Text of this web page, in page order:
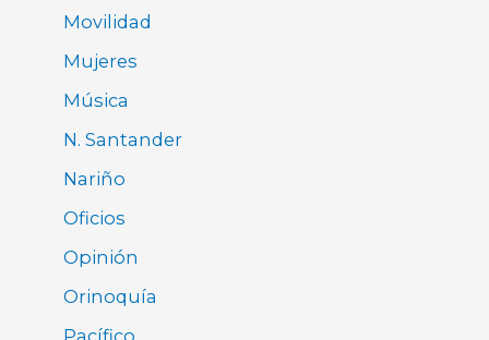
Movilidad
Mujeres
Música
N. Santander
Nariño
Oficios
Opinión
Orinoquía